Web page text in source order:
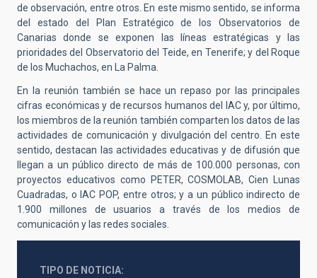
de observación, entre otros. En este mismo sentido, se informa
del estado del Plan Estratégico de los Observatorios de
Canarias donde se exponen las líneas estratégicas y las
prioridades del Observatorio del Teide, en Tenerife; y del Roque
de los Muchachos, en La Palma.
En la reunión también se hace un repaso por las principales
cifras económicas y de recursos humanos del IAC y, por último,
los miembros de la reunión también comparten los datos de las
actividades de comunicación y divulgación del centro. En este
sentido, destacan las actividades educativas y de difusión que
llegan a un público directo de más de 100.000 personas, con
proyectos educativos como PETER, COSMOLAB, Cien Lunas
Cuadradas, o IAC POP, entre otros; y a un público indirecto de
1.900 millones de usuarios a través de los medios de
comunicación y las redes sociales.
TIPO DE NOTICIA